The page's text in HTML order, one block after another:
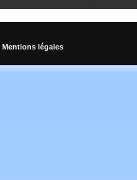
Mentions légales